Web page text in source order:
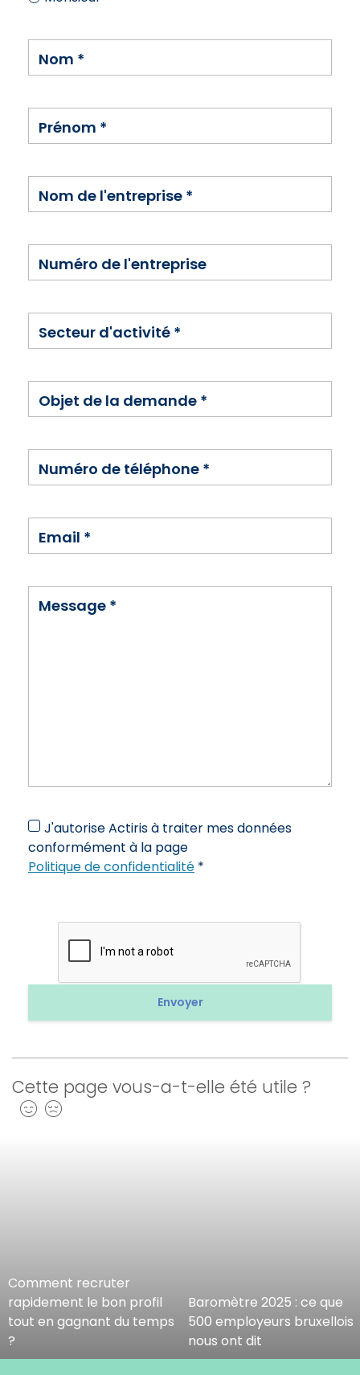
Nom *
Prénom *
Nom de l'entreprise *
Numéro de l'entreprise
Secteur d'activité *
Objet de la demande *
Numéro de téléphone *
Email *
Message *
J'autorise Actiris à traiter mes données
conformément à la page
Politique de confidentialité *
Cette page vous-a-t-elle été utile ?
Oui
Comment recruter
rapidement le bon profil
tout en gagnant du temps
?
Baromètre 2025 : ce que
500 employeurs bruxellois
nous ont dit